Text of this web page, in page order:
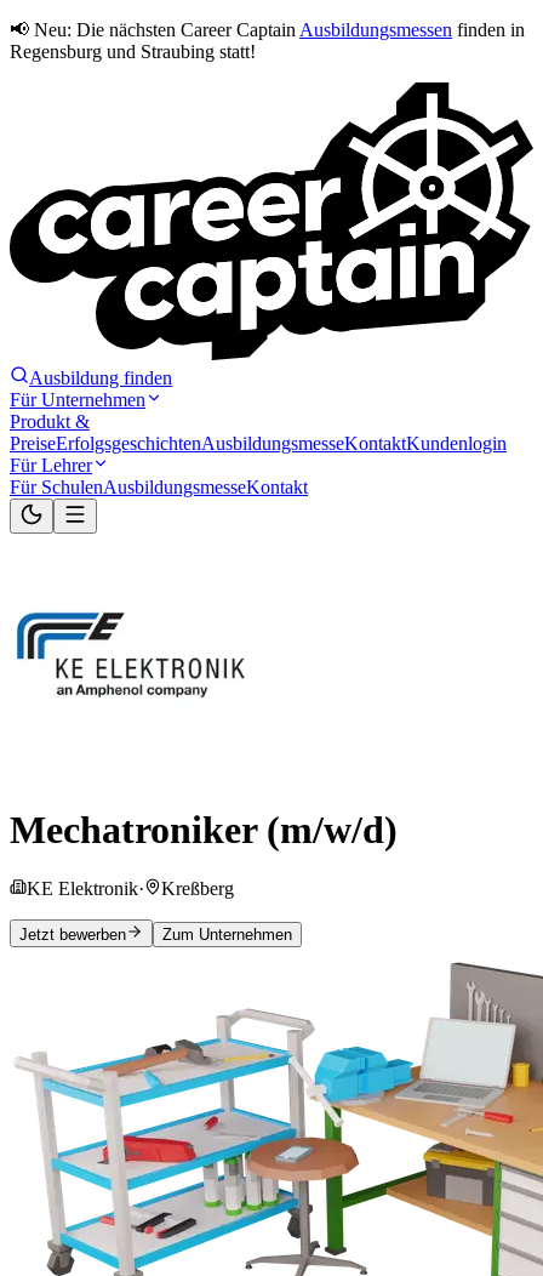
📢 Neu: Die nächsten Career Captain Ausbildungsmessen finden in
Regensburg und Straubing statt!
Ausbildung finden
Für Unternehmen
Produkt &
PreiseErfolgsgeschichtenAusbildungsmesseKontaktKundenlogin
Für Lehrer
Für SchulenAusbildungsmesseKontakt
Mechatroniker (m/w/d)
KE Elektronik· Kreßberg
Jetzt bewerben Zum Unternehmen